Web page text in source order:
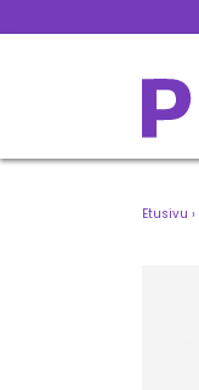
Etusivu ›